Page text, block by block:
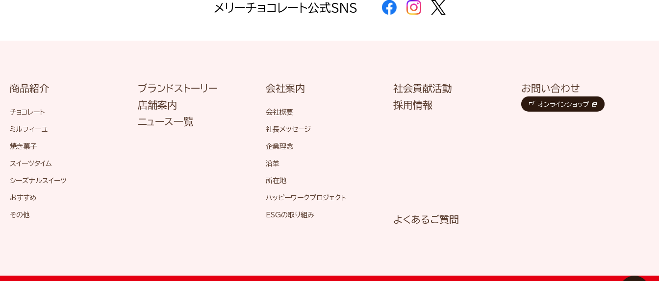
メリーチョコレート公式SNS
商品紹介
チョコレート
ミルフィーユ
焼き菓子
スイーツタイム
シーズナルスイーツ
おすすめ
その他
ブランドストーリー
店舗案内
ニュース一覧
会社案内
会社概要
社長メッセージ
企業理念
沿革
所在地
ハッピーワークプロジェクト
ESGの取り組み
社会貢献活動
採用情報
よくあるご質問
お問い合わせ
オンラインショップ